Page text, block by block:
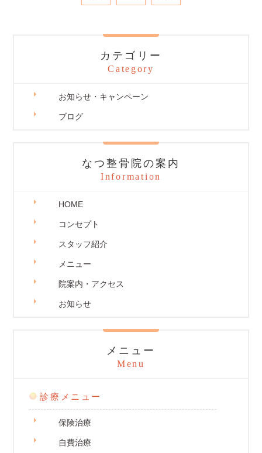
カテゴリー
Category
お知らせ・キャンペーン
ブログ
なつ整骨院の案内
Information
HOME
コンセプト
スタッフ紹介
メニュー
院案内・アクセス
お知らせ
メニュー
Menu
診療メニュー
保険治療
自費治療